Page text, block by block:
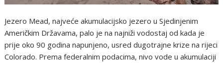
Jezero Mead, najveće akumulacijsko jezero u Sjedinjenim
Američkim Državama, palo je na najniži vodostaj od kada je
prije oko 90 godina napunjeno, usred dugotrajne krize na rijeci
Colorado. Prema federalnim podacima, nivo vode u akumulaciji